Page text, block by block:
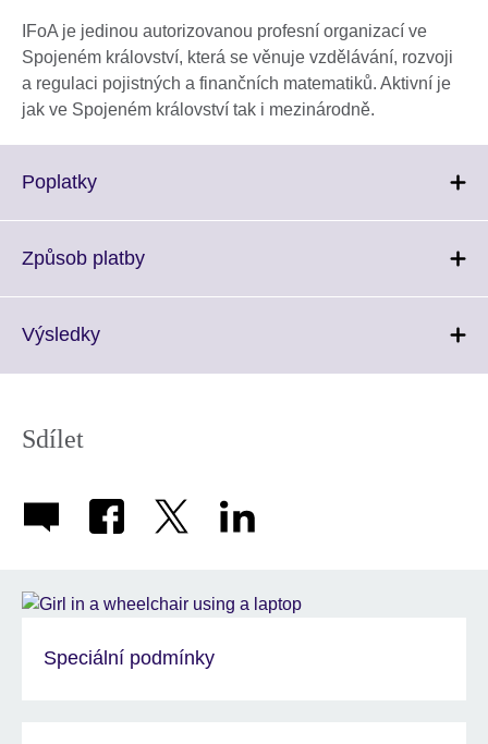
IFoA je jedinou autorizovanou profesní organizací ve
Spojeném království, která se věnuje vzdělávání, rozvoji
a regulaci pojistných a finančních matematiků. Aktivní je
jak ve Spojeném království tak i mezinárodně.
PoplatkyClick
More
Způsob platbyClick
VýsledkyClick
Sdílet
Speciální podmínky